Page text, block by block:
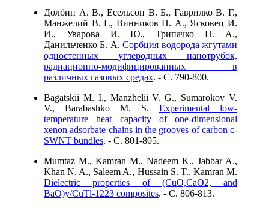
Долбин А. В., Есельсон В. Б., Гаврилко В. Г.,
Манжелий В. Г., Винников Н. А., Ясковец И.
И., Уварова И. Ю., Трипачко Н. А.,
Данильченко Б. А.Cорбция водорода жгутами
одностенных углеродных нанотрубок,
радиационно-модифицированных в
различных газовых средах. - C. 790-800.
Bagatskii M. I., Manzhelii V. G., Sumarokov V.
V., Barabashko M. S. Experimental low-
temperature heat capacity of one-dimensional
xenon adsorbate chains in the grooves of carbon c-
SWNT bundles. - C. 801-805.
Mumtaz M., Kamran M., Nadeem K., Jabbar A.,
Khan N. A., Saleem A., Hussain S. T., Kamran M.
Dielectric properties of (CuO,CaO2, and
BaO)y/CuTl-1223 composites. - C. 806-813.